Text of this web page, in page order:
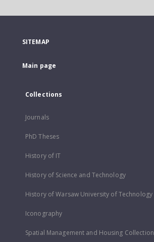
SITEMAP
Main page
Collections
Journals
PhD Theses
History of IT
History of Science and Technology
History of Warsaw University of Technology
Iconography
Spatial Management and Housing Collection